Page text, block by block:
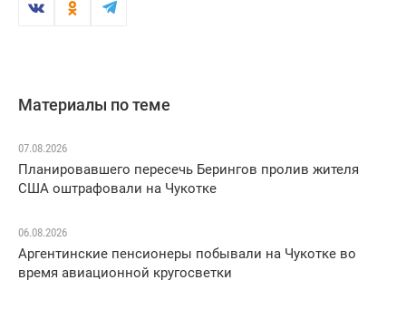
Материалы по теме
07.08.2026
Планировавшего пересечь Берингов пролив жителя
США оштрафовали на Чукотке
06.08.2026
Аргентинские пенсионеры побывали на Чукотке во
время авиационной кругосветки